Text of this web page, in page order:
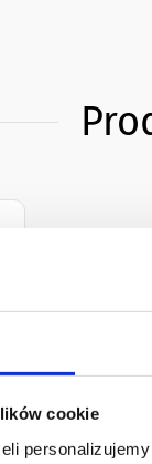
cookie